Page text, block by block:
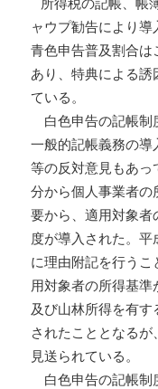
ャウプ勧告により導
青色申告普及割合
あり、特典による誘
ている。
白色申告の記帳制
一般的記帳義務の
等の反対意見もあ
分から個人事業者
要から、適用対象者
度が導入された。
に理由附記を行う
用対象者の所得基
及び山林所得を有
されたこととなる
見送られている。
白色申告の記帳制